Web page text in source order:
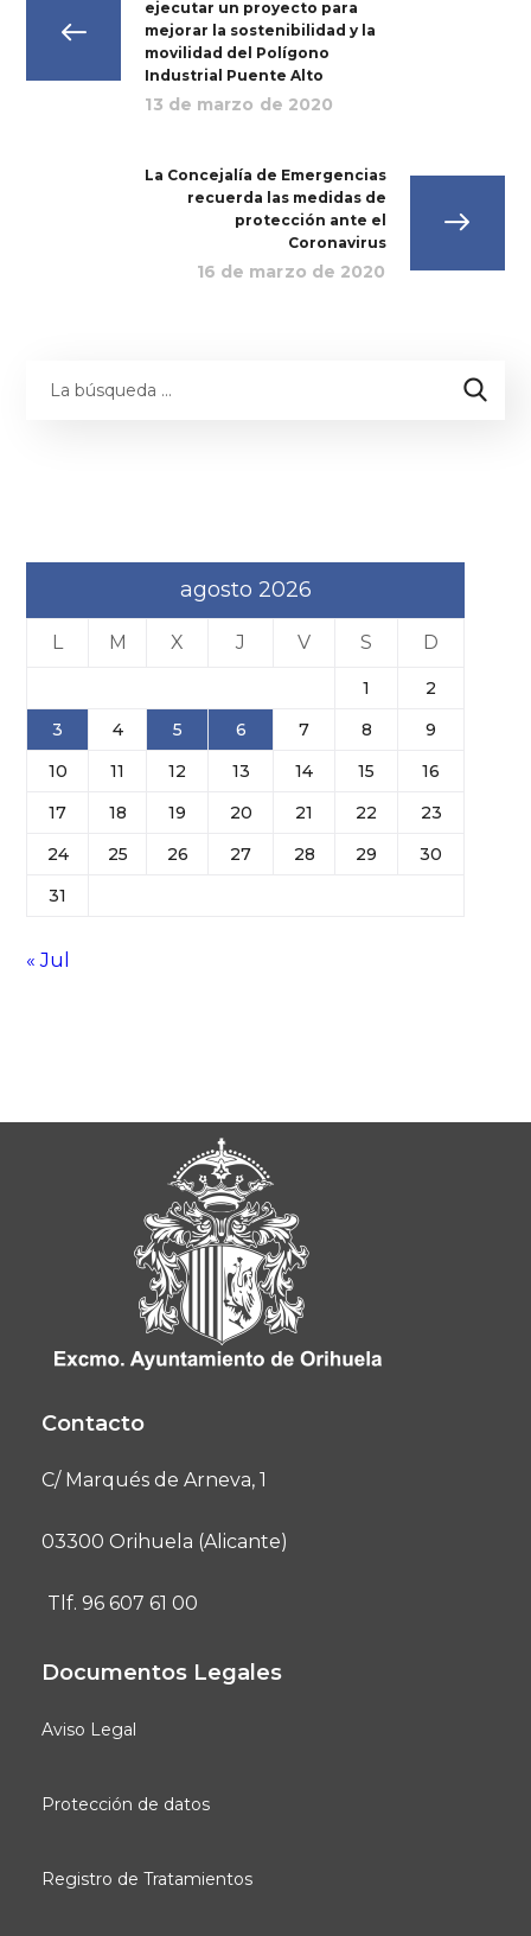
ejecutar un proyecto para
mejorar la sostenibilidad y la
movilidad del Polígono
Industrial Puente Alto
13 de marzo de 2020
La Concejalía de Emergencias
recuerda las medidas de
protección ante el
Coronavirus
16 de marzo de 2020
agosto 2026
L M X J V S D
1
2
3
4 5 6 7 8
9
10
11 12 13 14 15
16
17
18 19 20 21 22
23
24
25 26 27 28 29
30
31
« Jul
Contacto
C/ Marqués de Arneva, 1
03300 Orihuela (Alicante)
Tlf. 96 607 61 00
Documentos Legales
Aviso Legal
Protección de datos
Registro de Tratamientos